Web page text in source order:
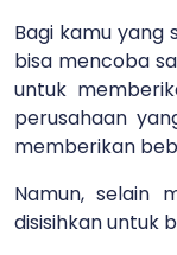
Bagi kamu yang
bisa mencoba
untuk
perusahaan
memberikan
Namun, selain
disisihkan untuk